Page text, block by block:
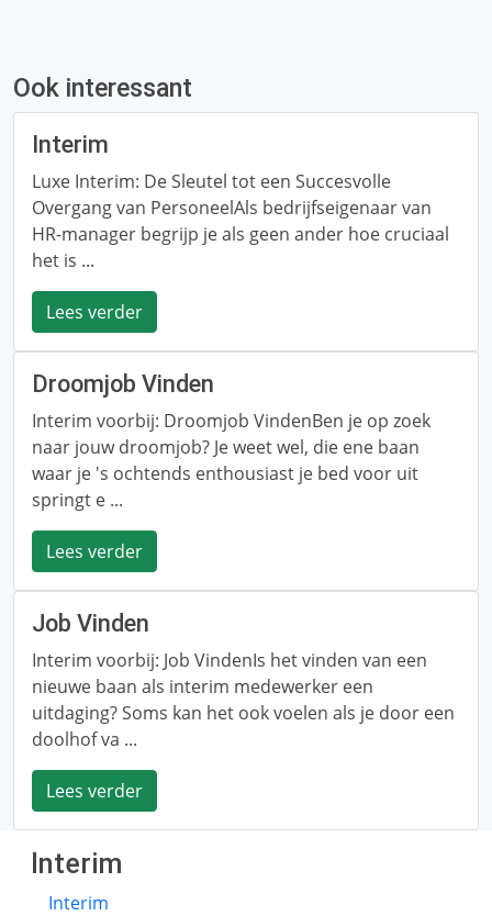
Ook interessant
Interim
Luxe Interim: De Sleutel tot een Succesvolle
Overgang van PersoneelAls bedrijfseigenaar van
HR-manager begrijp je als geen ander hoe cruciaal
het is ...
Lees verder
Droomjob Vinden
Interim voorbij: Droomjob VindenBen je op zoek
naar jouw droomjob? Je weet wel, die ene baan
waar je 's ochtends enthousiast je bed voor uit
springt e ...
Lees verder
Job Vinden
Interim voorbij: Job VindenIs het vinden van een
nieuwe baan als interim medewerker een
uitdaging? Soms kan het ook voelen als je door een
doolhof va ...
Lees verder
Interim
Interim